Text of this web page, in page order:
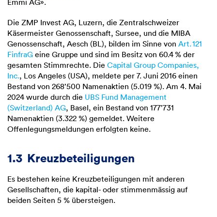
Emmi AG».
Die ZMP Invest AG, Luzern, die Zentralschweizer
Käsermeister Genossenschaft, Sursee, und die MIBA
Genossenschaft, Aesch (BL), bilden im Sinne von Art. 121
FinfraG eine Gruppe und sind im Besitz von 60.4 % der
gesamten Stimmrechte. Die Capital Group Companies,
Inc., Los Angeles (USA), meldete per 7. Juni 2016 einen
Bestand von 268’500 Namenaktien (5.019 %). Am 4. Mai
2024 wurde durch die UBS Fund Management
(Switzerland) AG, Basel, ein Bestand von 177’731
Namenaktien (3.322 %) gemeldet. Weitere
Offenlegungsmeldungen erfolgten keine.
1.3 Kreuzbeteiligungen
Es bestehen keine Kreuzbeteiligungen mit anderen
Gesellschaften, die kapital- oder stimmenmässig auf
beiden Seiten 5 % übersteigen.